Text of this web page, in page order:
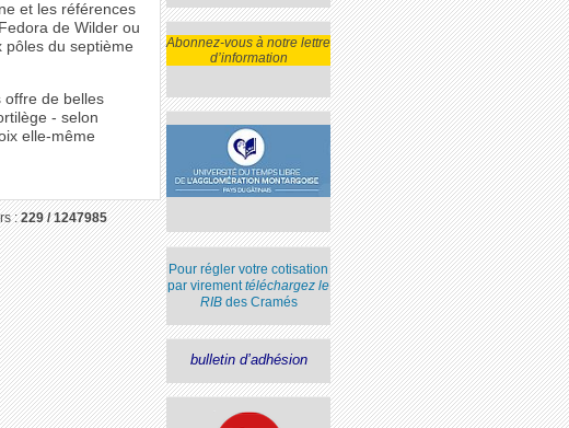
et les références
de Wilder ou
pôles du septième
offre de belles
- selon
elle-même
Abonnez-vous à notre lettre
d’information
Pour régler votre cotisation
par virementtéléchargez le
RIBdes Cramés
bulletin d’adhésion
:229 / 1247985